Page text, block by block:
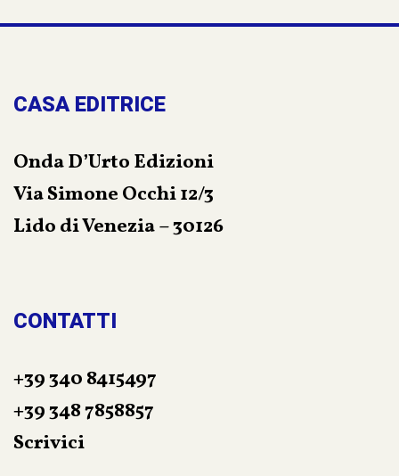
CASA EDITRICE
Onda D’Urto Edizioni
Via Simone Occhi 12/3
Lido di Venezia – 30126
CONTATTI
+39 340 8415497
+39 348 7858857
Scrivici